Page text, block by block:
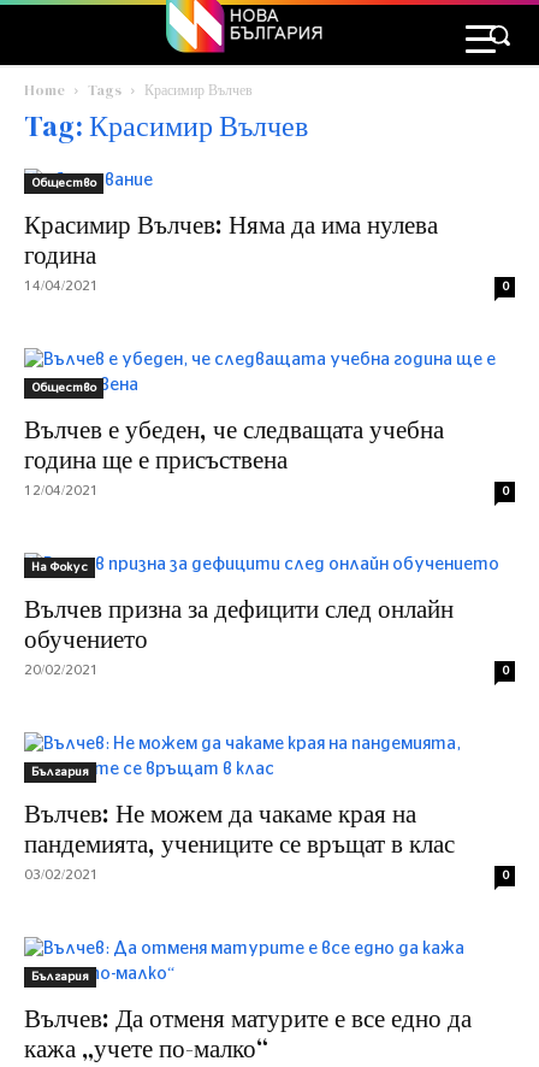
Home Tags Красимир Вълчев
Tag: Красимир Вълчев
Общество
Красимир Вълчев: Няма да има нулева
година
14/04/2021 0
Общество
Вълчев е убеден, че следващата учебна
година ще е присъствена
12/04/2021 0
На Фокус
Вълчев призна за дефицити след онлайн
обучението
20/02/2021 0
България
Вълчев: Не можем да чакаме края на
пандемията, учениците се връщат в клас
03/02/2021 0
България
Вълчев: Да отменя матурите е все едно да
кажа „учете по-малко“